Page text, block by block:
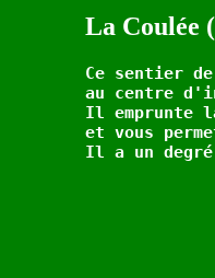
La Coulée
Ce sentier
au centre
Il emprunte
et vous